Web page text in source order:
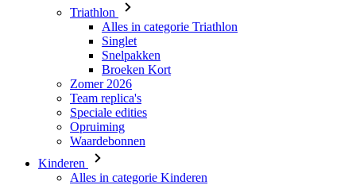
Triathlon
Alles in categorie Triathlon
Singlet
Snelpakken
Broeken Kort
Zomer 2026
Team replica's
Speciale edities
Opruiming
Waardebonnen
Kinderen
Alles in categorie Kinderen